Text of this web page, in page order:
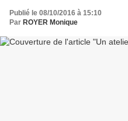
Publié le 08/10/2016 à 15:10
Par ROYER Monique